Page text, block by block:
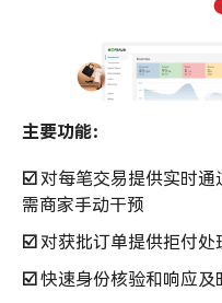
主要功能：
☑️对每笔交易提供实时
需商家手动干预
☑️对获批订单提供拒付处
☑️快速身份核验和响应及